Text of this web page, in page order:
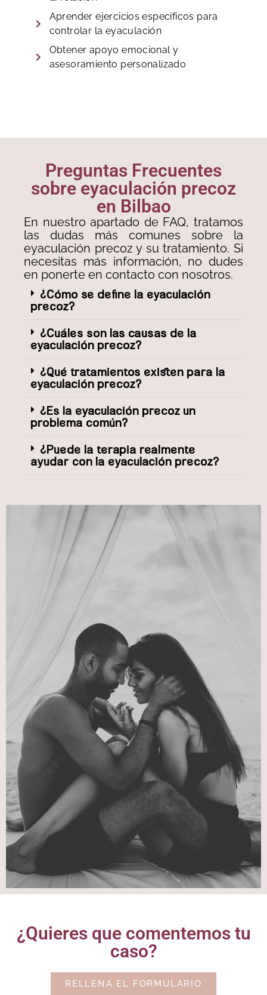
Aprender ejercicios específicos para
controlar la eyaculación
Obtener apoyo emocional y
asesoramiento personalizado
Preguntas Frecuentes
sobre eyaculación precoz
en Bilbao
En nuestro apartado de FAQ, tratamos
las dudas más comunes sobre la
eyaculación precoz y su tratamiento. Si
necesitas más información, no dudes
en ponerte en contacto con nosotros.
¿Cómo se define la eyaculación
precoz?
¿Cuáles son las causas de la
eyaculación precoz?
¿Qué tratamientos existen para la
eyaculación precoz?
¿Es la eyaculación precoz un
problema común?
¿Puede la terapia realmente
ayudar con la eyaculación precoz?
¿Quieres que comentemos tu
caso?
RELLENA EL FORMULARIO